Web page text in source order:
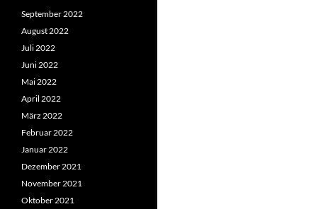
September 2022
August 2022
Juli 2022
Juni 2022
Mai 2022
April 2022
März 2022
Februar 2022
Januar 2022
Dezember 2021
November 2021
Oktober 2021